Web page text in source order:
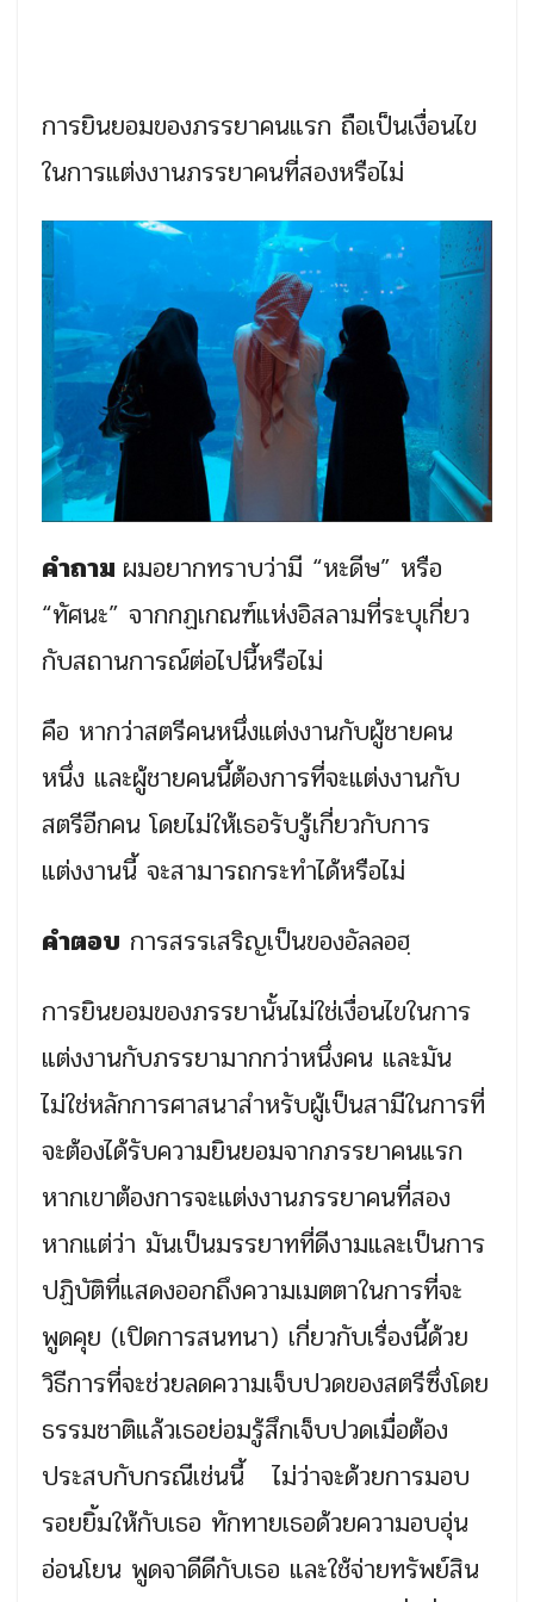
การยินยอมของภรรยาคนแรก ถือเป็นเงื่อนไข
ในการแต่งงานภรรยาคนที่สองหรือไม่
คำถาม ผมอยากทราบว่ามี “หะดีษ” หรือ
“ทัศนะ” จากกฏเกณฑ์แห่งอิสลามที่ระบุเกี่ยว
กับสถานการณ์ต่อไปนี้หรือไม่
คือ หากว่าสตรีคนหนึ่งแต่งงานกับผู้ชายคน
หนึ่ง และผู้ชายคนนี้ต้องการที่จะแต่งงานกับ
สตรีอีกคน โดยไม่ให้เธอรับรู้เกี่ยวกับการ
แต่งงานนี้ จะสามารถกระทำได้หรือไม่
คำตอบ การสรรเสริญเป็นของอัลลอฮฺ
การยินยอมของภรรยานั้นไม่ใช่เงื่อนไขในการ
แต่งงานกับภรรยามากกว่าหนึ่งคน และมัน
ไม่ใช่หลักการศาสนาสำหรับผู้เป็นสามีในการที่
จะต้องได้รับความยินยอมจากภรรยาคนแรก
หากเขาต้องการจะแต่งงานภรรยาคนที่สอง
หากแต่ว่า มันเป็นมรรยาทที่ดีงามและเป็นการ
ปฏิบัติที่แสดงออกถึงความเมตตาในการที่จะ
พูดคุย (เปิดการสนทนา) เกี่ยวกับเรื่องนี้ด้วย
วิธีการที่จะช่วยลดความเจ็บปวดของสตรีซึ่งโดย
ธรรมชาติแล้วเธอย่อมรู้สึกเจ็บปวดเมื่อต้อง
ประสบกับกรณีเช่นนี้ ไม่ว่าจะด้วยการมอบ
รอยยิ้มให้กับเธอ ทักทายเธอด้วยความอบอุ่น
อ่อนโยน พูดจาดีดีกับเธอ และใช้จ่ายทรัพย์สิน